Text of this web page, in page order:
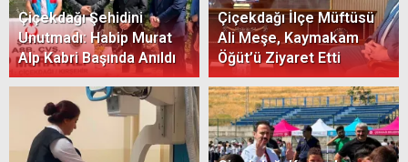
Çiçekdağı Şehidini
Unutmadı: Habip Murat
Alp Kabri Başında Anıldı
Çiçekdağı İlçe Müftüsü
Ali Meşe, Kaymakam
Öğüt’ü Ziyaret Etti